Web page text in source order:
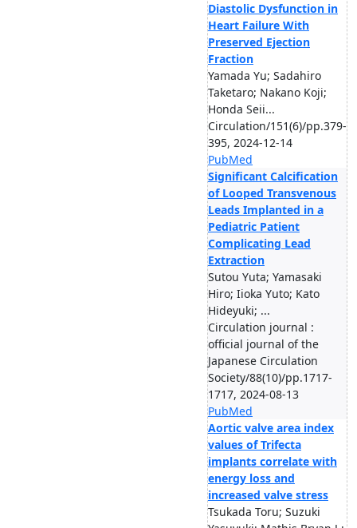
Diastolic Dysfunction in
Heart Failure With
Preserved Ejection
Fraction
Yamada Yu; Sadahiro
Taketaro; Nakano Koji;
Honda Seii...
Circulation/151(6)/pp.379-
395, 2024-12-14
PubMed
Significant Calcification
of Looped Transvenous
Leads Implanted in a
Pediatric Patient
Complicating Lead
Extraction
Sutou Yuta; Yamasaki
Hiro; Iioka Yuto; Kato
Hideyuki; ...
Circulation journal :
official journal of the
Japanese Circulation
Society/88(10)/pp.1717-
1717, 2024-08-13
PubMed
Aortic valve area index
values of Trifecta
implants correlate with
energy loss and
increased valve stress
Tsukada Toru; Suzuki